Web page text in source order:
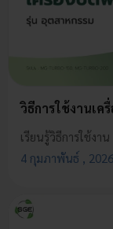
วิธีการใช้งานเค
4 กุมภาพันธ์ , 2026